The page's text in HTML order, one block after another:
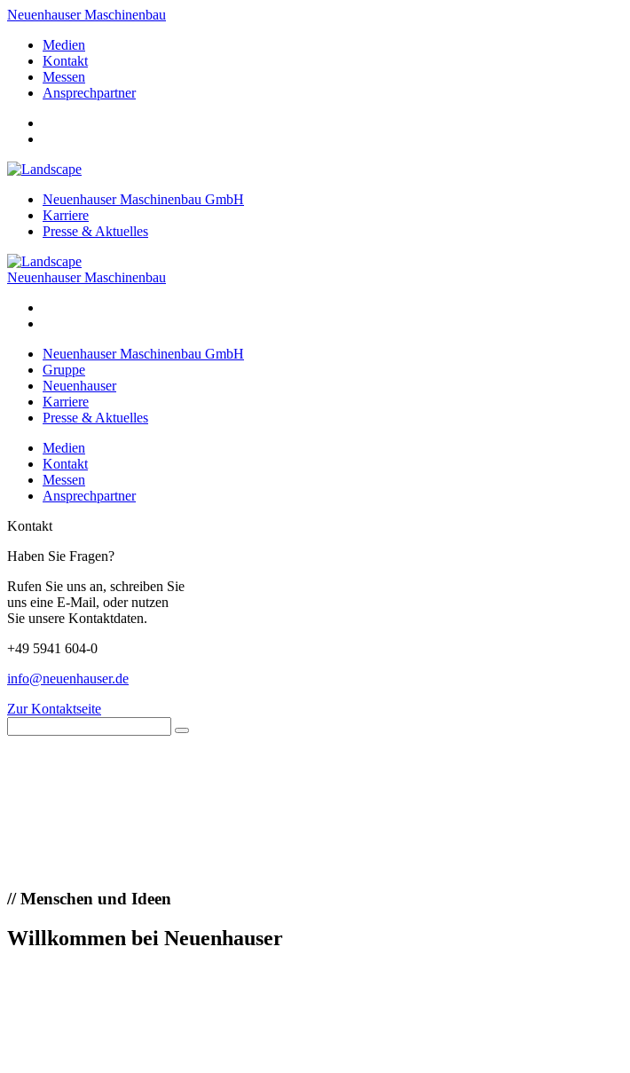
Neuenhauser Maschinenbau
Medien
Kontakt
Messen
Ansprechpartner
Neuenhauser Maschinenbau GmbH
Karriere
Presse & Aktuelles
Neuenhauser Maschinenbau
Neuenhauser Maschinenbau GmbH
Gruppe
Neuenhauser
Karriere
Presse & Aktuelles
Medien
Kontakt
Messen
Ansprechpartner
Kontakt
Haben Sie Fragen?
Rufen Sie uns an, schreiben Sie
uns eine E-Mail, oder nutzen
Sie unsere Kontaktdaten.
+49 5941 604-0
info@neuenhauser.de
Zur Kontaktseite
//Menschen und Ideen
Willkommen bei Neuenhauser